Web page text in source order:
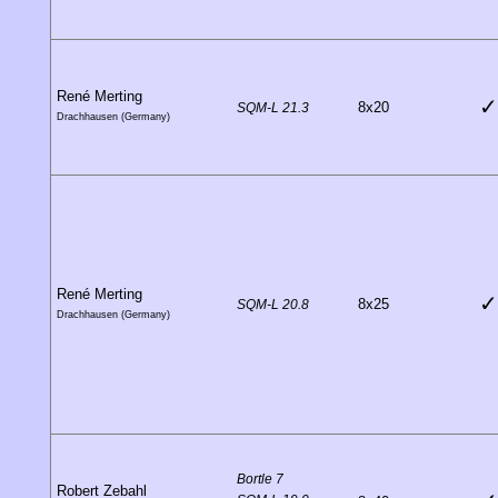
René Merting
Drachhausen (Germany)
SQM-L 21.3 8x20 ✓
René Merting
Drachhausen (Germany)
SQM-L 20.8 8x25 ✓
Robert Zebahl
Bortle 7